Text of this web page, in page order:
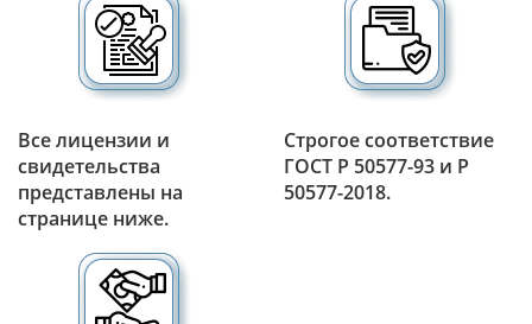
Все лицензии и
свидетельства
представлены на
странице ниже.
Строгое соответствие
ГОСТ Р 50577-93 и Р
50577-2018.